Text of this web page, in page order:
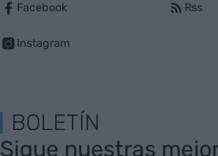
Facebook
Instagram
Rss
BOLETÍN
Sigue nuestras